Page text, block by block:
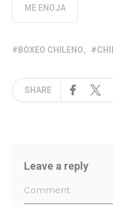
ME ENOJA
BOXEO CHILENO
SHARE
Leave a reply